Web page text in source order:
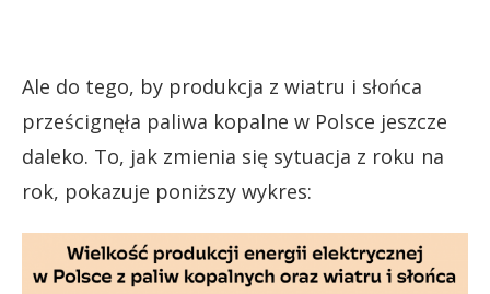
Ale do tego, by produkcja z wiatru i słońca
prześcignęła paliwa kopalne w Polsce jeszcze
daleko. To, jak zmienia się sytuacja z roku na
rok, pokazuje poniższy wykres: